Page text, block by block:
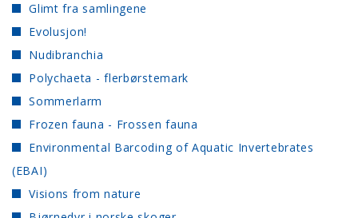
Glimt fra samlingene
Evolusjon!
Nudibranchia
Polychaeta - flerbørstemark
Sommerlarm
Frozen fauna - Frossen fauna
Environmental Barcoding of Aquatic Invertebrates
(EBAI)
Visions from nature